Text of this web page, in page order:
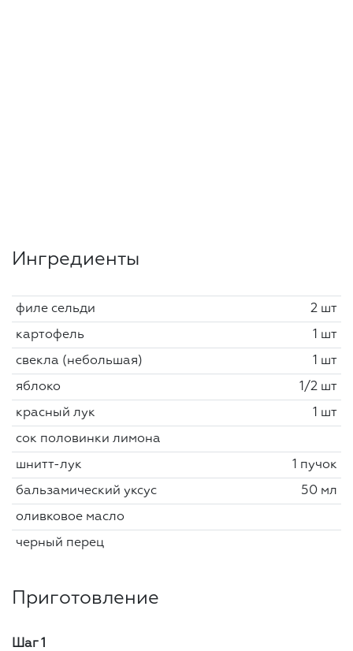
Ингредиенты
филе сельди 2 шт
картофель 1 шт
свекла (небольшая) 1 шт
яблоко 1/2 шт
красный лук 1 шт
сок половинки лимона
шнитт-лук 1 пучок
бальзамический уксус 50 мл
оливковое масло
черный перец
Приготовление
Шаг 1